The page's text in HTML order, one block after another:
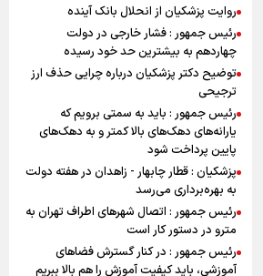
روایت پزشکیان از انحلال بانک آینده
رئیس جمهور : فشار خارجی در دولت
چهاردهم به بیشترین حد خود رسیده
توضیح دکتر پزشکیان درباره چرایی حذف ارز
ترجیحی
رئیس جمهور : باید به سمتی برویم که
یارانه‌های دهک‌های بالا کمتر و به دهک‌های
پایین پرداخت شود
پزشکیان : قطار چابهار - زاهدان در هفته دولت
به بهره‌برداری می‌رسد
رئیس جمهور : اتصال شهرهای اطراف تهران به
مترو در دستور کار است
رئیس جمهور : در کنار گسترش فضاهای
آموزشی، باید کیفیت آموزش را هم بالا ببریم